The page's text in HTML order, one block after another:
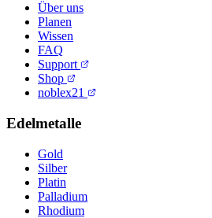
Über uns
Planen
Wissen
FAQ
Support
Shop
noblex21
Edelmetalle
Gold
Silber
Platin
Palladium
Rhodium